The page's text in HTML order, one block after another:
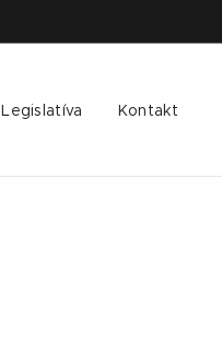
Legislatíva Kontakt